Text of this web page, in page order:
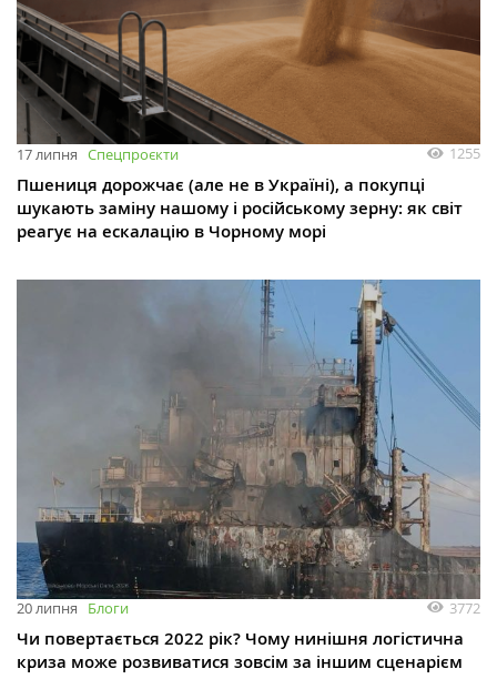
17 липня Спецпроєкти 1255
Пшениця дорожчає (але не в Україні), а покупці
шукають заміну нашому і російському зерну: як світ
реагує на ескалацію в Чорному морі
20 липня Блоги 3772
Чи повертається 2022 рік? Чому нинішня логістична
криза може розвиватися зовсім за іншим сценарієм